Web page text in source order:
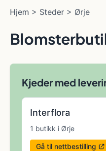
Hjem > Steder > Ørje
Kjeder med
Interflora
1 butikk i Ørje
Gå til nettbestilling